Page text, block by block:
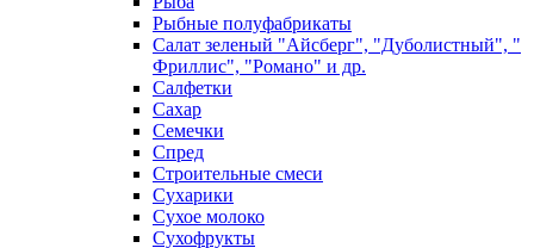
Рыбные полуфабрикаты
Салат зеленый "Айсберг", "Дуболистный", "
Фриллис", "Романо" и др.
Салфетки
Сахар
Семечки
Спред
Строительные смеси
Сухарики
Сухое молоко
Сухофрукты